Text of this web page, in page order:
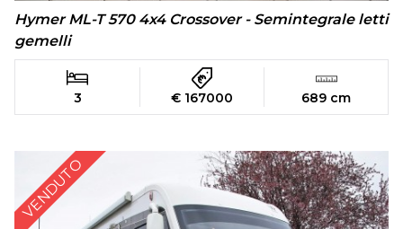
Hymer ML-T 570 4x4 Crossover - Semintegrale letti
gemelli
3 € 167000 689 cm
VENDUTO